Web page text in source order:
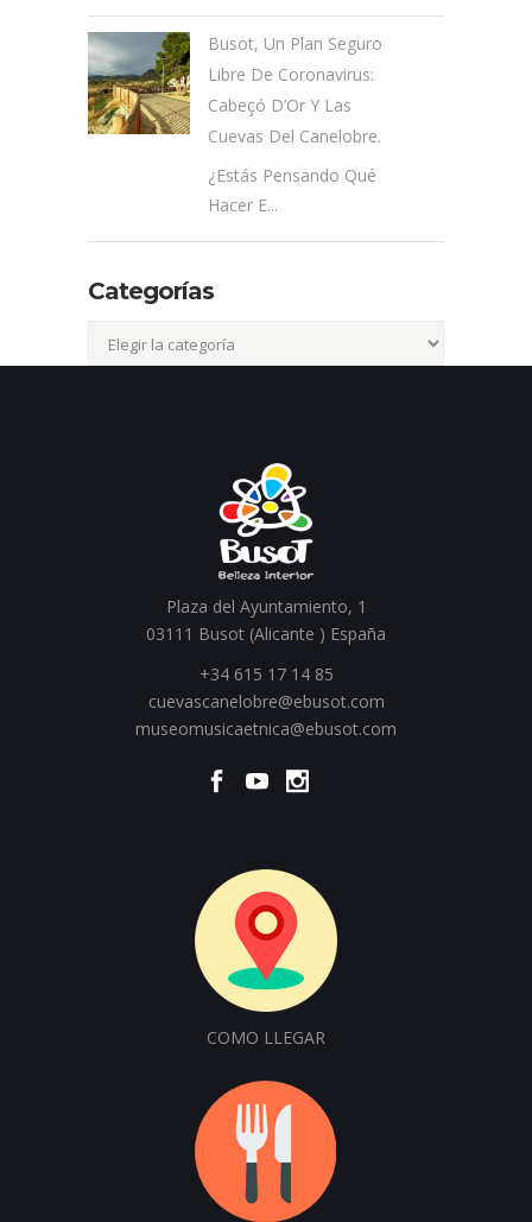
Busot, Un Plan Seguro
Libre De Coronavirus:
Cabeçó D’Or Y Las
Cuevas Del Canelobre.
¿Estás Pensando Qué
Hacer E...
Categorías
Categorías
Plaza del Ayuntamiento, 1
03111 Busot (Alicante ) España
+34 615 17 14 85
cuevascanelobre@ebusot.com
museomusicaetnica@ebusot.com
COMO LLEGAR